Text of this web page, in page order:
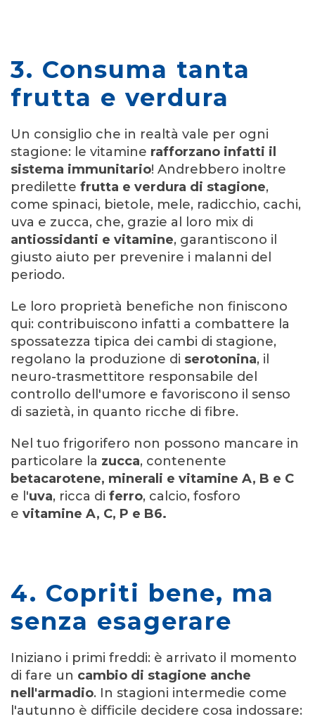
3. Consuma tanta
frutta e verdura
Un consiglio che in realtà vale per ogni
stagione: le vitamine rafforzano infatti il
sistema immunitario! Andrebbero inoltre
predilette frutta e verdura di stagione,
come spinaci, bietole, mele, radicchio, cachi,
uva e zucca, che, grazie al loro mix di
antiossidanti e vitamine, garantiscono il
giusto aiuto per prevenire i malanni del
periodo.
Le loro proprietà benefiche non finiscono
qui: contribuiscono infatti a combattere la
spossatezza tipica dei cambi di stagione,
regolano la produzione di serotonina, il
neuro-trasmettitore responsabile del
controllo dell'umore e favoriscono il senso
di sazietà, in quanto ricche di fibre.
Nel tuo frigorifero non possono mancare in
particolare la zucca, contenente
betacarotene, minerali e vitamine A, B e C
e l'uva, ricca di ferro, calcio, fosforo
e vitamine A, C, P e B6.
4. Copriti bene, ma
senza esagerare
Iniziano i primi freddi: è arrivato il momento
di fare un cambio di stagione anche
nell'armadio. In stagioni intermedie come
l'autunno è difficile decidere cosa indossare: